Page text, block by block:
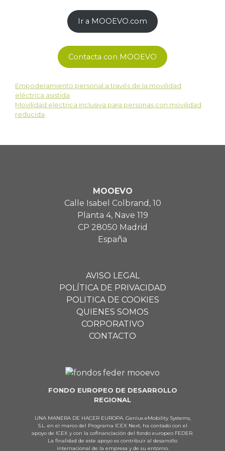
Ir a MOOEVO.com
Contacta con MOOEVO
Empoderamiento personal a través de la movilidad
eléctrica asistida
Movilidad electrica inclusiva para personas con movilidad
reducida
MOOEVO
Calle Isabel Colbrand, 10
Planta 4, Nave 119
CP 28050 Madrid
España
AVISO LEGAL
POLÍTICA DE PRIVACIDAD
POLITICA DE COOKIES
QUIENES SOMOS
CORPORATIVO
CONTACTO
FONDO EUROPEO DE DESARROLLO
REGIONAL
UNA MANERA DE HACER EUROPA. Genius eMobility Systems,
S.L. en el marco del Programa ICEX Next, ha contado con el
apoyo de ICEX y con la cofinanciación del fondo europeo FEDER.
La finalidad de este apoyo es contribuir al desarrollo
internacional de la empresa y de su entorno.